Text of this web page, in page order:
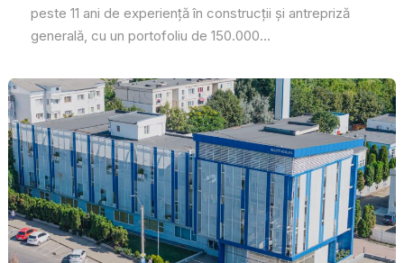
peste 11 ani de experiență în construcții și antrepriză
generală, cu un portofoliu de 150.000...